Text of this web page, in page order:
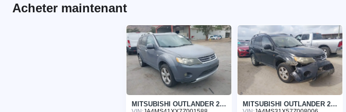
Acheter maintenant
MITSUBISHI OUTLANDER 2007 MITSUBISHI OUTLANDER 2007